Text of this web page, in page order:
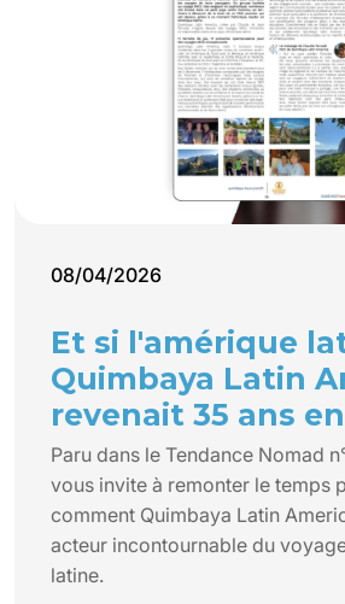
08/04/2026
Et si l'amérique
Quimbaya Latin
revenait 35 ans
Paru dans le Tendance Nomad
vous invite à remonter le temps
comment Quimbaya Latin
acteur incontournable du
latine.